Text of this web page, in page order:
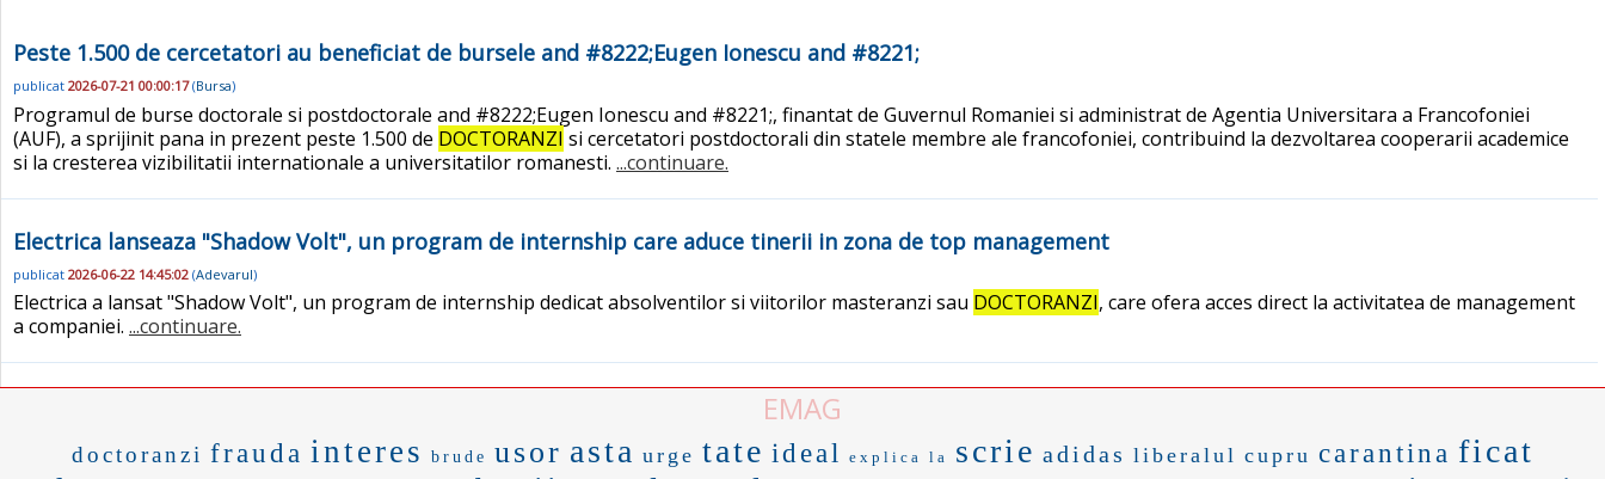
Peste 1.500 de cercetatori au beneficiat de bursele and #8222;Eugen Ionescu and #8221;
publicat 2026-07-21 00:00:17(Bursa)
Programul de burse doctorale si postdoctorale and #8222;Eugen Ionescu and #8221;, finantat de Guvernul Romaniei si administrat de Agentia Universitara a Francofoniei
(AUF), a sprijinit pana in prezent peste 1.500 de DOCTORANZI si cercetatori postdoctorali din statele membre ale francofoniei, contribuind la dezvoltarea cooperarii academice
si la cresterea vizibilitatii internationale a universitatilor romanesti. ...continuare.
Electrica lanseaza "Shadow Volt", un program de internship care aduce tinerii in zona de top management
publicat 2026-06-22 14:45:02 (Adevarul)
Electrica a lansat "Shadow Volt", un program de internship dedicat absolventilor si viitorilor masteranzi sau DOCTORANZI, care ofera acces direct la activitatea de management
a companiei. ...continuare.
EMAG
doctoranzi frauda interes brude usor asta urge tate ideal explica la scrie adidas liberalul cupru carantina ficat